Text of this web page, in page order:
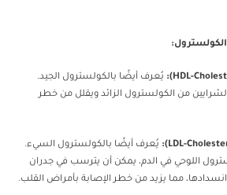
يُعرف أيضًا بالكولسترول الجيد.
من الكولسترول الزائد ويقلل من خطر
يُعرف أيضًا بالكولسترول السيء.
اللوحي في الدم، يمكن أن يترسب في جدران
مما يزيد من خطر الإصابة بأمراض القلب.